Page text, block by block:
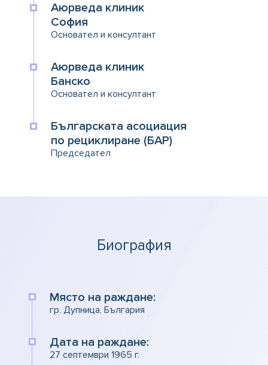
Аюрведа клиник
София
Основател и консултант
Аюрведа клиник
Банско
Основател и консултант
Българската асоциация
по рециклиране (БАР)
Председател
Биография
Място на раждане:
гр. Дупница, България
Дата на раждане:
27 септември 1965 г.